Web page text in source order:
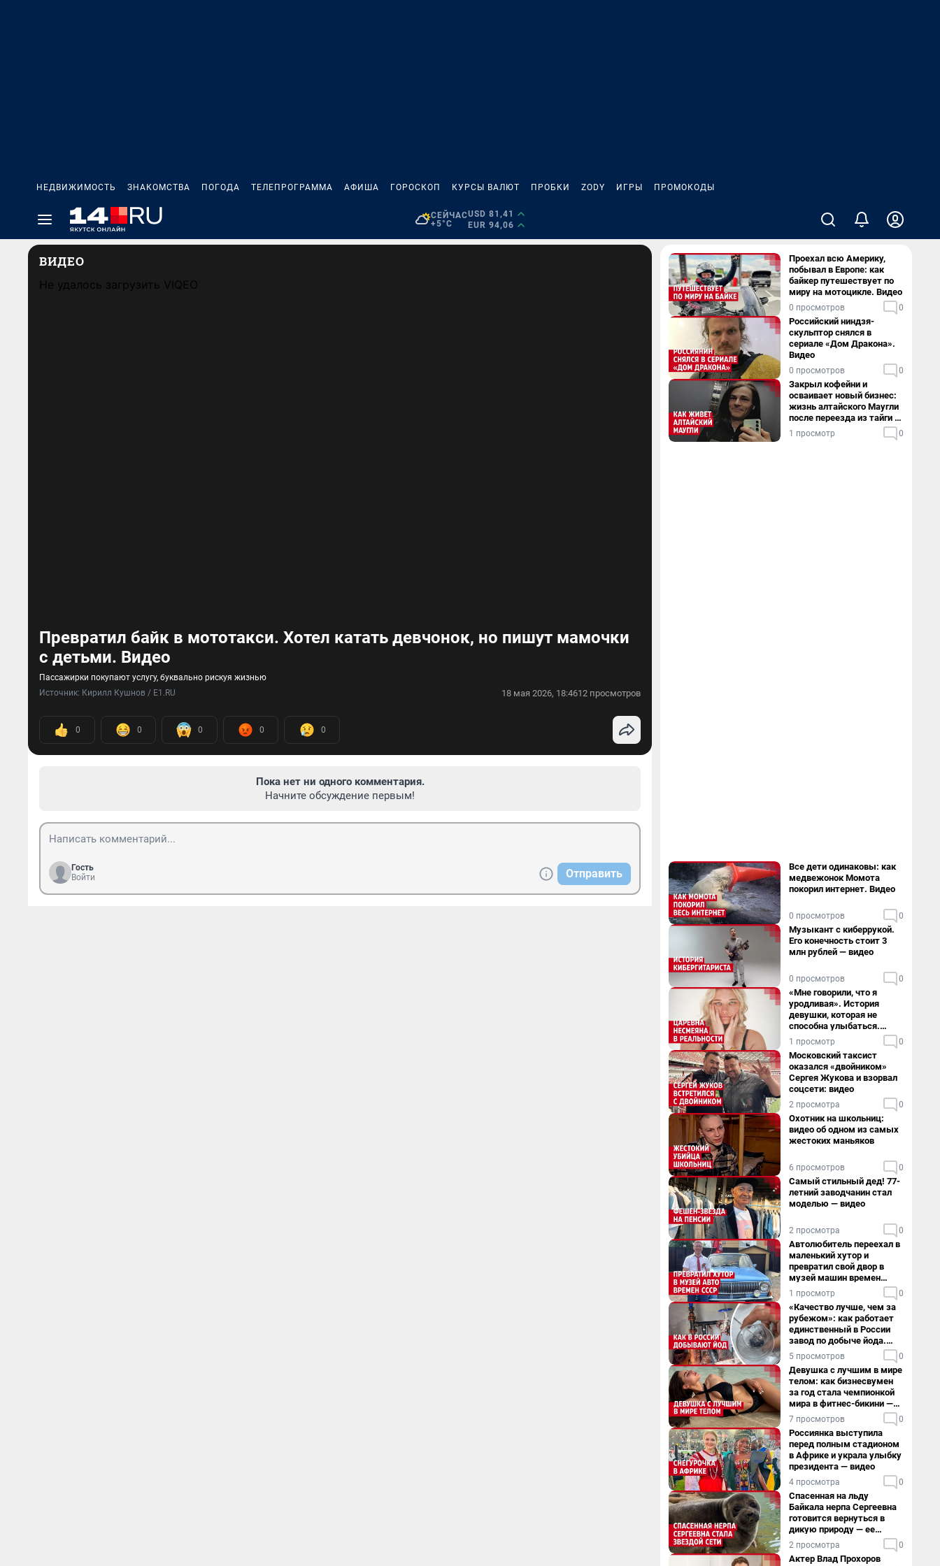
НЕДВИЖИМОСТЬ ЗНАКОМСТВА ПОГОДА ТЕЛЕПРОГРАММА АФИША ГОРОСКОП КУРСЫ ВАЛЮТ ПРОБКИ ZODY ИГРЫ ПРОМОКОДЫ
СЕЙЧАС
+5°C
USD 81,41
EUR 94,06
ВИДЕО
Не удалось загрузить VIQEO
Превратил байк в мототакси. Хотел катать девчонок, но пишут мамочки
с детьми. Видео
Пассажирки покупают услугу, буквально рискуя жизнью
Источник: Кирилл Кушнов / E1.RU 18 мая 2026, 18:4612 просмотров
0 0 0 0 0
Пока нет ни одного комментария.
Начните обсуждение первым!
Гость
Войти
Отправить
Проехал всю Америку,
побывал в Европе: как
байкер путешествует по
миру на мотоцикле. Видео
0 просмотров 0
Российский ниндзя-
скульптор снялся в
сериале «Дом Дракона».
Видео
0 просмотров 0
Закрыл кофейни и
осваивает новый бизнес:
жизнь алтайского Маугли
после переезда из тайги в
столицу
1 просмотр 0
Все дети одинаковы: как
медвежонок Момота
покорил интернет. Видео
0 просмотров 0
Музыкант с киберрукой.
Его конечность стоит 3
млн рублей — видео
0 просмотров 0
«Мне говорили, что я
уродливая». История
девушки, которая не
способна улыбаться.
Видео
1 просмотр 0
Московский таксист
оказался «двойником»
Сергея Жукова и взорвал
соцсети: видео
2 просмотра 0
Охотник на школьниц:
видео об одном из самых
жестоких маньяков
6 просмотров 0
Самый стильный дед! 77-
летний заводчанин стал
моделью — видео
2 просмотра 0
Автолюбитель переехал в
маленький хутор и
превратил свой двор в
музей машин времен
СССР. Видео
1 просмотр 0
«Качество лучше, чем за
рубежом»: как работает
единственный в России
завод по добыче йода.
Видео
5 просмотров 0
Девушка с лучшим в мире
телом: как бизнесвумен
за год стала чемпионкой
мира в фитнес-бикини —
видео
7 просмотров 0
Россиянка выступила
перед полным стадионом
в Африке и украла улыбку
президента — видео
4 просмотра 0
Спасенная на льду
Байкала нерпа Сергеевна
готовится вернуться в
дикую природу — ее
видеоистория
2 просмотра 0
Актер Влад Прохоров